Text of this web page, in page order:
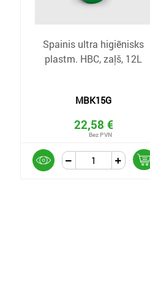
Spainis ultra higiēnisks
plastm. HBC, zaļš, 12L
MBK15G
22,58 €